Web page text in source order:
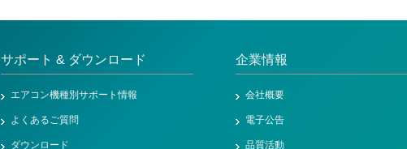
サポート & ダウンロード
エアコン機種別サポート情報
よくあるご質問
ダウンロード
企業情報
会社概要
電子公告
品質活動